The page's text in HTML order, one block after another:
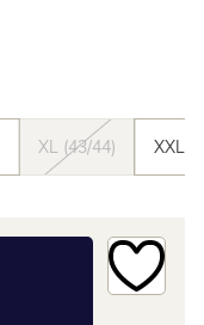
XL (43/44) XXL